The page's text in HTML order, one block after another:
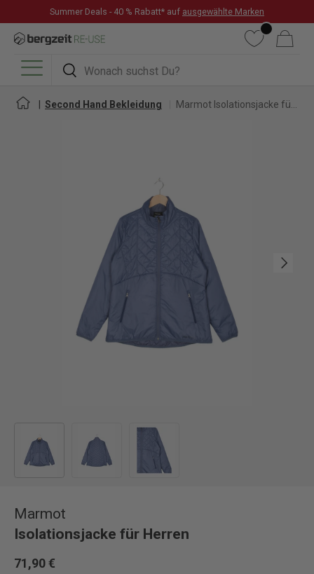
DIREKT ZUM INHALT
Summer Deals - 40 % Rabatt* auf ausgewählte Marken
Suchen
Suchen
WunschlisteWarenkorb
Menü
Second Hand Bekleidung
Nächste
Marmot
Isolationsjacke für Herren
71,90 €